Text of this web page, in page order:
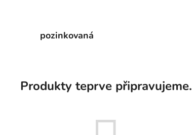
pozinkovaná
Produkty teprve připravujeme.